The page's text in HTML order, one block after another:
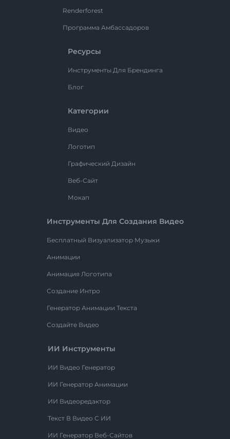
Renderforest
Программа Амбассадоров
Ресурсы
Инструменты Для Брендинга
Блог
Категории
Видео
Логотип
Графический Дизайн
Веб-Сайт
Мокап
Инструменты Для Создания Видео
Бесплатный Визуализатор Музыки
Анимации
Анимация Логотипа
Создание Интро
Генератор Анимации Текста
Создайте Видео
ИИ Инструменты
ИИ Видео Генератор
ИИ Генератор Анимации
ИИ Видеоредактор
Текст В Видео С ИИ
ИИ Генератор Веб-Сайтов